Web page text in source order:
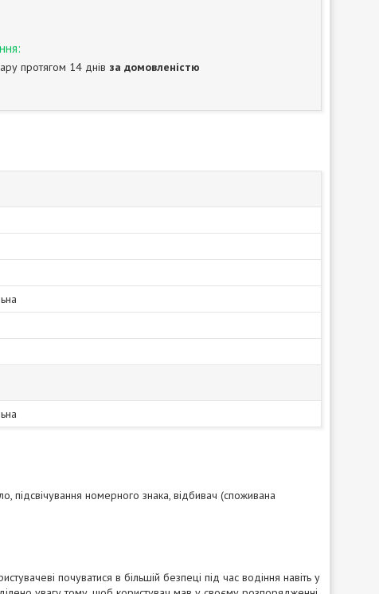
протягом 14 днів за домовленістю
підсвічування номерного знака, відбивач (споживана
почуватися в більшій безпеці під час водіння навіть у